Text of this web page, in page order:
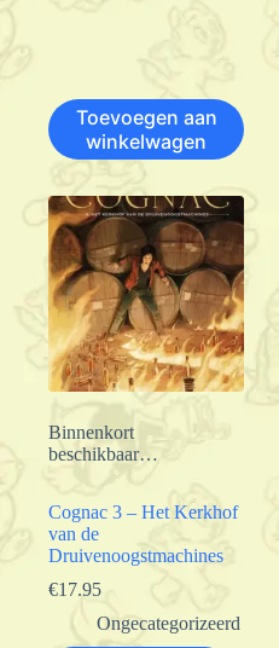
Toevoegen aan
winkelwagen
Binnenkort
beschikbaar…
Cognac 3 – Het Kerkhof
van de
Druivenoogstmachines
€17.95
Ongecategorizeerd